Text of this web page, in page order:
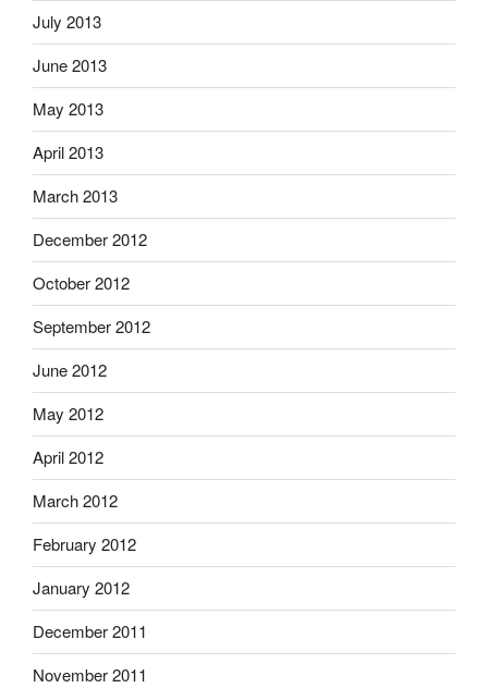
July 2013
June 2013
May 2013
April 2013
March 2013
December 2012
October 2012
September 2012
June 2012
May 2012
April 2012
March 2012
February 2012
January 2012
December 2011
November 2011